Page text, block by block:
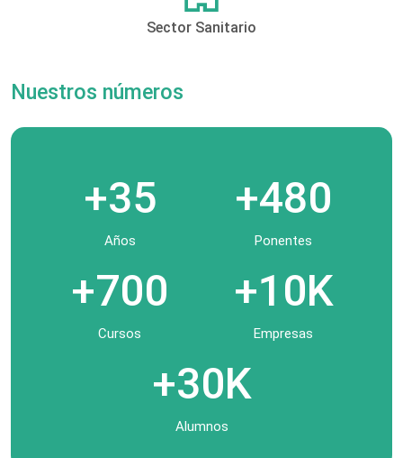
Sector Sanitario
Nuestros números
+35
Años
+480
Ponentes
+700
Cursos
+10K
Empresas
+30K
Alumnos